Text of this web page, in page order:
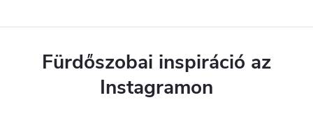
Fürdőszobai inspiráció az
Instagramon